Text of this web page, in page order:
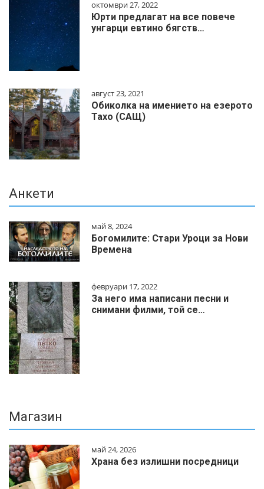
октомври 27, 2022
Юрти предлагат на все повече
унгарци евтино бягств…
август 23, 2021
Обиколка на имението на езерото
Тахо (САЩ)
Анкети
май 8, 2024
Богомилите: Стари Уроци за Нови
Времена
февруари 17, 2022
За него има написани песни и
снимани филми, той се…
Магазин
май 24, 2026
Храна без излишни посредници